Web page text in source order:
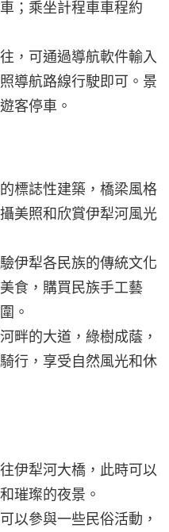
；乘坐計程車車程約
，可通過導航軟件輸入
導航路線行駛即可。景
客停車。
標誌性建築，橋梁風格
美照和欣賞伊犁河風光
伊犁各民族的傳統文化
食，購買民族手工藝
。
畔的大道，綠樹成蔭，
行，享受自然風光和休
伊犁河大橋，此時可以
璀璨的夜景。
以參與一些民俗活動，